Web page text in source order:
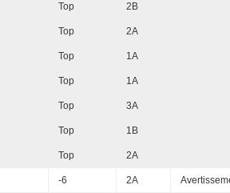
Top 2B
Top 2A
Top 1A
Top 1A
Top 3A
Top 1B
Top 2A
-6 2A